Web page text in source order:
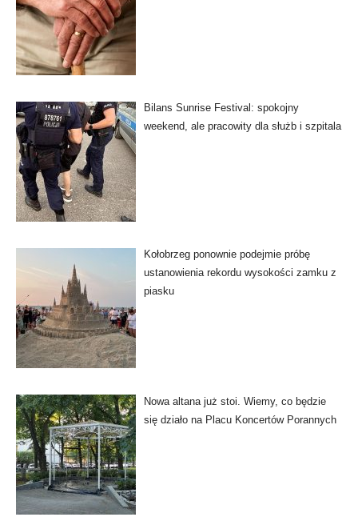
Bilans Sunrise Festival: spokojny
weekend, ale pracowity dla służb i szpitala
Kołobrzeg ponownie podejmie próbę
ustanowienia rekordu wysokości zamku z
piasku
Nowa altana już stoi. Wiemy, co będzie
się działo na Placu Koncertów Porannych